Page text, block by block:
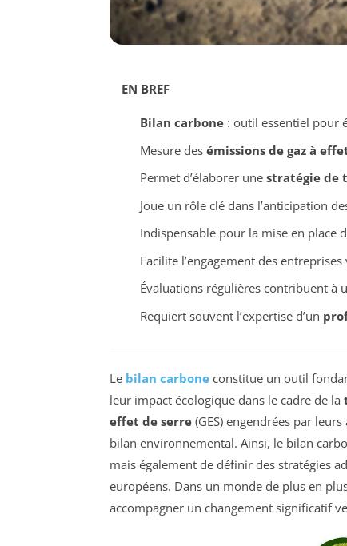
EN BREF
Bilan carbone: outil essentiel pour
Mesure des émissions de gaz à
Permet d’élaborer une stratégie de
Joue un rôle clé dans l’anticipation
Indispensable pour la mise en place
Facilite l’engagement des
Évaluations régulières contribuent à
Requiert souvent l’expertise d’un
Le bilan carbone constitue un outil
leur impact écologique dans le cadre de la
effet de serre (GES) engendrées par
bilan environnemental. Ainsi, le bilan
mais également de définir des stratégies
européens. Dans un monde de plus en
accompagner un changement significatif